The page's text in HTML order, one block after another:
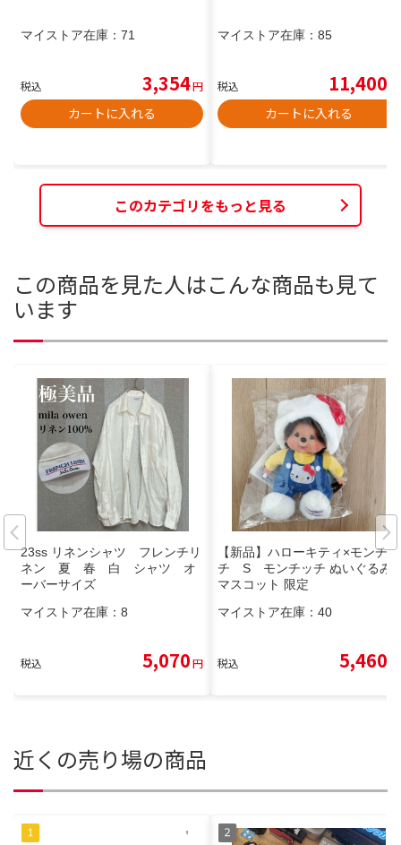
マイストア在庫： 71
税込 3,354円
カートに入れる
マイストア在庫： 85
税込 11,400
カートに入れる
このカテゴリをもっと見る
この商品を見た人はこんな商品も見て
います
23ss リネンシャツ フレンチリ
ネン 夏 春 白 シャツ オ
ーバーサイズ
マイストア在庫： 8
税込 5,070円
【新品】ハローキティ×モンチッ
チ S モンチッチ ぬいぐるみ
マスコット 限定
マイストア在庫： 40
税込 5,460
近くの売り場の商品